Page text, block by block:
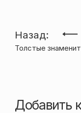
по
Назад:
Толстые
Добавить